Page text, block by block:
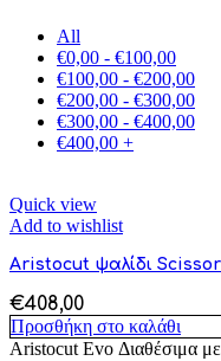
All
€0,00 - €100,00
€100,00 - €200,00
€200,00 - €300,00
€300,00 - €400,00
€400,00 +
Quick view
Add to wishlist
Aristocut ψαλίδι Scissor
€408,00
Προσθήκη στο καλάθι
Aristocut Evo Διαθέσιμα